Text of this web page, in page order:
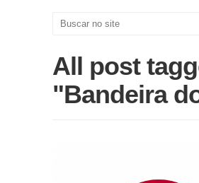
All post
"Bandeira